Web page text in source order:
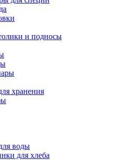
и подносы
хранения
воды
для хлеба